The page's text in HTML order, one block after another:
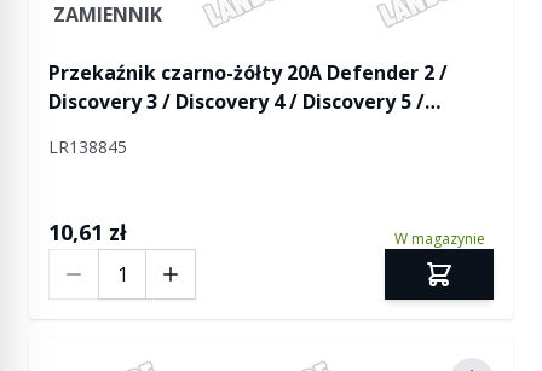
ZAMIENNIK
Przekaźnik czarno-żółty 20A Defender 2 /
Discovery 3 / Discovery 4 / Discovery 5 /
RR Sport / RR Sport od 2014 / RR Sport L461 /
LR138845
10,61 zł W magazynie